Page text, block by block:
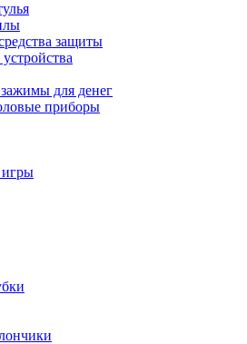
защиты
для денег
приборы
игры